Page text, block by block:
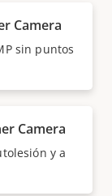
Camera
sin puntos
Camera
y a